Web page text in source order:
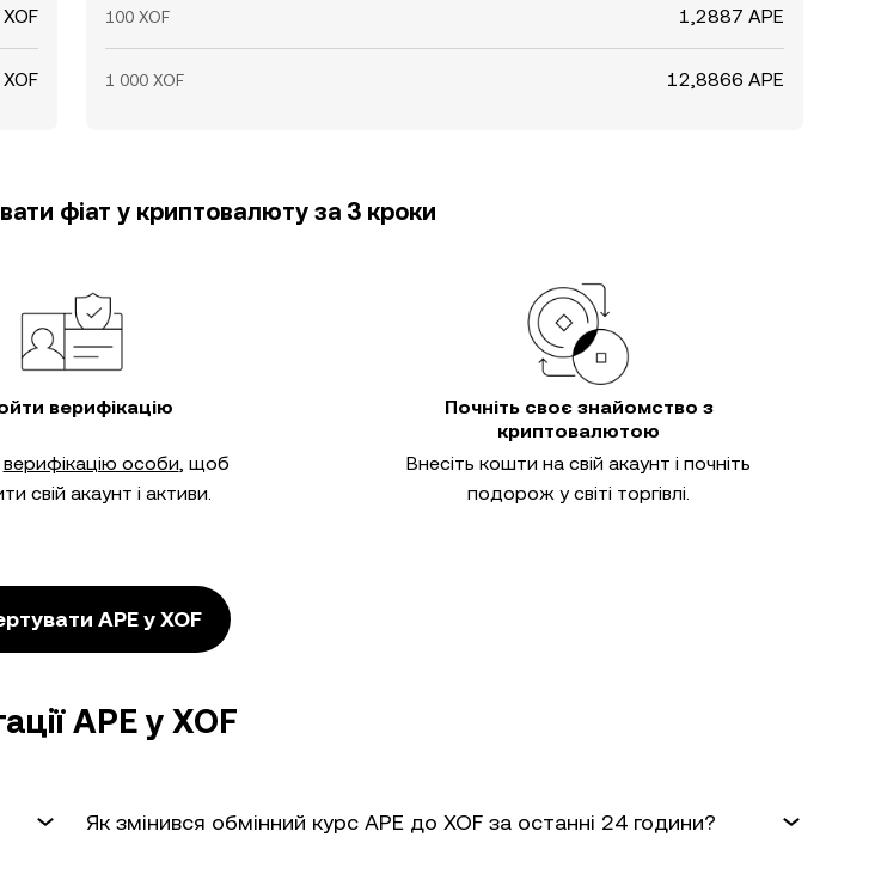
100 XOF 1,2887 APE
1 000 XOF 12,8866 APE
фіат у криптовалюту за 3 кроки
верифікацію
верифікацію особи, щоб
свій акаунт і активи.
Почніть своє знайомство з
криптовалютою
Внесіть кошти на свій акаунт і почніть
подорож у світі торгівлі.
APE у XOF
APE у XOF
Як змінився обмінний курс APE до XOF за останні 24 години?